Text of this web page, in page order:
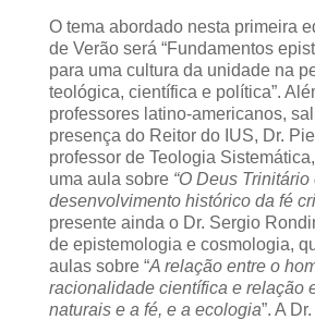
O tema abordado nesta primeira
de Verão será “Fundamentos
para uma cultura da unidade na
teológica, científica e política”.
professores latino-americanos,
presença do Reitor do IUS, Dr.
professor de Teologia
uma aula sobre “O Deus Trinitário
desenvolvimento histórico da fé
presente ainda o Dr. Sergio
de epistemologia e cosmologia,
aulas sobre “A relação entre o
racionalidade científica e relação
naturais e a fé, e a ecologia”. A